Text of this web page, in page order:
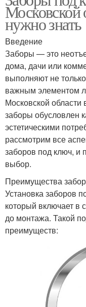
Московской
нужно знать
Введение
Заборы — это
дома, дачи или
выполняют не
важным элементом
Московской
заборы обусловлен
эстетическими
рассмотрим все
заборов под ключ, и
выбор.
Преимущества
Установка заборов
который включает в
до монтажа. Такой
преимуществ: